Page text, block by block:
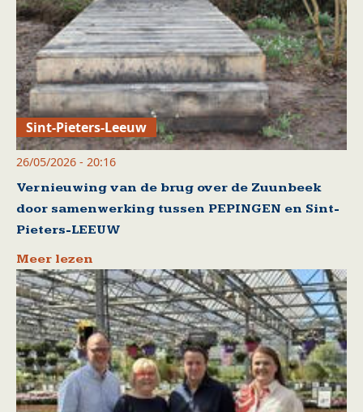
Sint-Pieters-Leeuw
26/05/2026 - 20:16
Vernieuwing van de brug over de Zuunbeek
door samenwerking tussen PEPINGEN en Sint-
Pieters-LEEUW
Meer lezen